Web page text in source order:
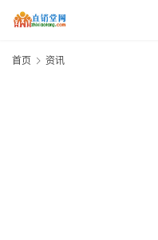
首页 资讯